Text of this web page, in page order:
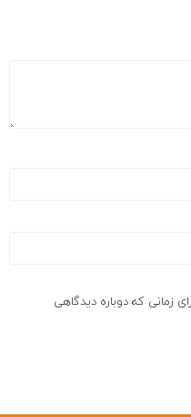
زمانی که دوباره دیدگاهی